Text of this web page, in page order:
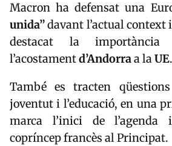
Macron ha defensat una
unida”davant l’actual
destacat la importància
l’acostamentd’Andorraa laUE.
També es tracten
joventut i l’educació, en una
marca l’inici de l’agenda
copríncep francès al Principat.